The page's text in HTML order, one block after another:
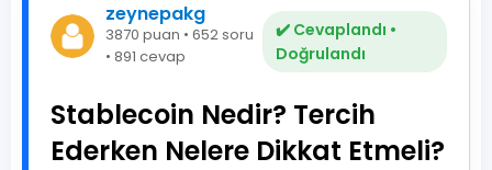
zeynepakg
3870 puan • 652 soru
• 891 cevap
✔️ Cevaplandı •
Doğrulandı
Stablecoin Nedir? Tercih
Ederken Nelere Dikkat Etmeli?